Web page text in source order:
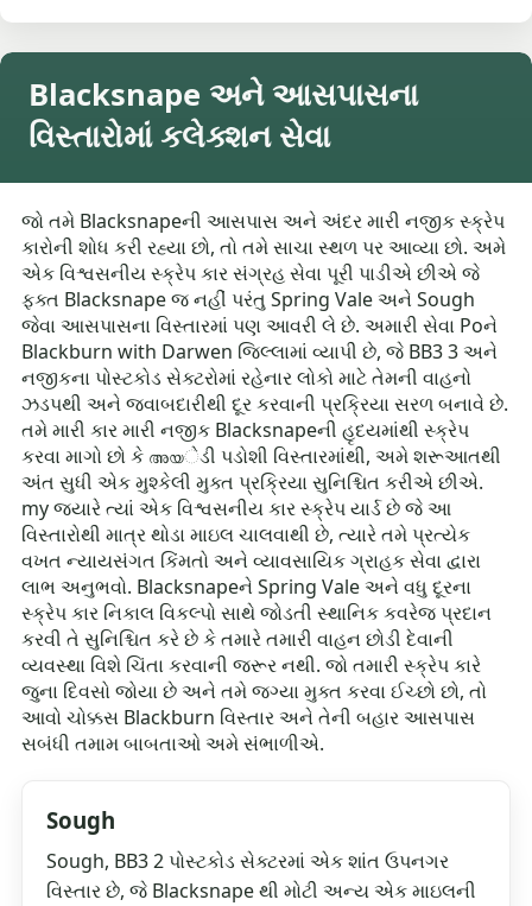
Blacksnape અને આસપાસના
વિસ્તારોમાં કલેક્શન સેવા
જો તમે Blacksnapeની આસપાસ અને અંદર મારી નજીક સ્ક્રેપ
કારોની શોધ કરી રહ્યા છો, તો તમે સાચા સ્થળ પર આવ્યા છો. અમે
એક વિશ્વસનીય સ્ક્રેપ કાર સંગ્રહ સેવા પૂરી પાડીએ છીએ જે
ફક્ત Blacksnape જ નહીં પરંતુ Spring Vale અને Sough
જેવા આસપાસના વિસ્તારમાં પણ આવરી લે છે. અમારી સેવા Poને
Blackburn with Darwen જિલ્લામાં વ્યાપી છે, જે BB3 3 અને
નજીકના પોસ્ટકોડ સેક્ટરોમાં રહેનાર લોકો માટે તેમની વાહનો
ઝડપથી અને જવાબદારીથી દૂર કરવાની પ્રક્રિયા સરળ બનાવે છે.
તમે મારી કાર મારી નજીક Blacksnapeની હૃદયમાંથી સ્ક્રેપ
કરવા માગો છો કે അയેડી પડોશી વિસ્તારમાંથી, અમે શરૂઆતથી
અંત સુધી એક મુશ્કેલી મુક્ત પ્રક્રિયા સુનિશ્ચિત કરીએ છીએ.
my જ્યારે ત્યાં એક વિશ્વસનીય કાર સ્ક્રેપ યાર્ડ છે જે આ
વિસ્તારોથી માત્ર થોડા માઇલ ચાલવાથી છે, ત્યારે તમે પ્રત્યેક
વખત ન્યાયસંગત કિંમતો અને વ્યાવસાયિક ગ્રાહક સેવા દ્વારા
લાભ અનુભવો. Blacksnapeને Spring Vale અને વધુ દૂરના
સ્ક્રેપ કાર નિકાલ વિકલ્પો સાથે જોડતી સ્થાનિક કવરેજ પ્રદાન
કરવી તે સુનિશ્ચિત કરે છે કે તમારે તમારી વાહન છોડી દેવાની
વ્યવસ્થા વિશે ચિંતા કરવાની જરૂર નથી. જો તમારી સ્ક્રેપ કારે
જુના દિવસો જોયા છે અને તમે જગ્યા મુક્ત કરવા ઈચ્છો છો, તો
આવો ચોક્કસ Blackburn વિસ્તાર અને તેની બહાર આસપાસ
સબંધી તમામ બાબતાઓ અમે સંભાળીએ.
Sough
Sough, BB3 2 પોસ્ટકોડ સેક્ટરમાં એક શાંત ઉપનગર
વિસ્તાર છે, જે Blacksnape થી મોટી અન્ય એક માઇલની